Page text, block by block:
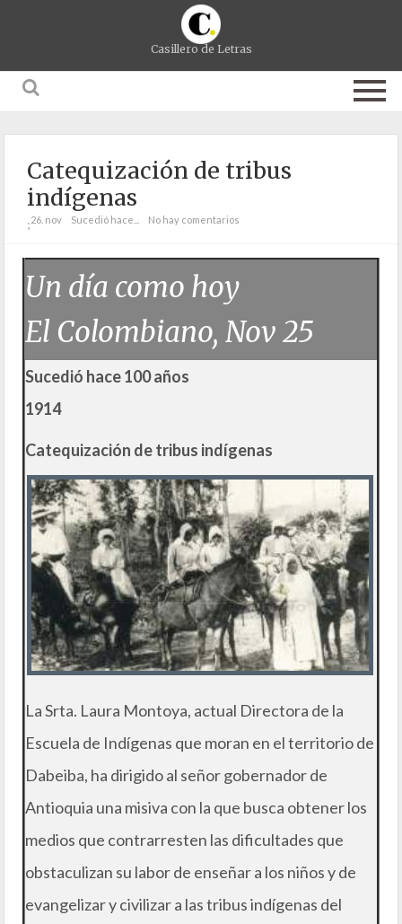
Casillero de Letras
Catequización de tribus
indígenas
;26. nov Sucedió hace... No hay comentarios
Un día como hoy
El Colombiano, Nov 25
Sucedió hace 100 años
1914
Catequización de tribus indígenas
La Srta. Laura Montoya, actual Directora de la
Escuela de Indígenas que moran en el territorio de
Dabeiba, ha dirigido al señor gobernador de
Antioquia una misiva con la que busca obtener los
medios que contrarresten las dificultades que
obstaculizan su labor de enseñar a los niños y de
evangelizar y civilizar a las tribus indígenas del